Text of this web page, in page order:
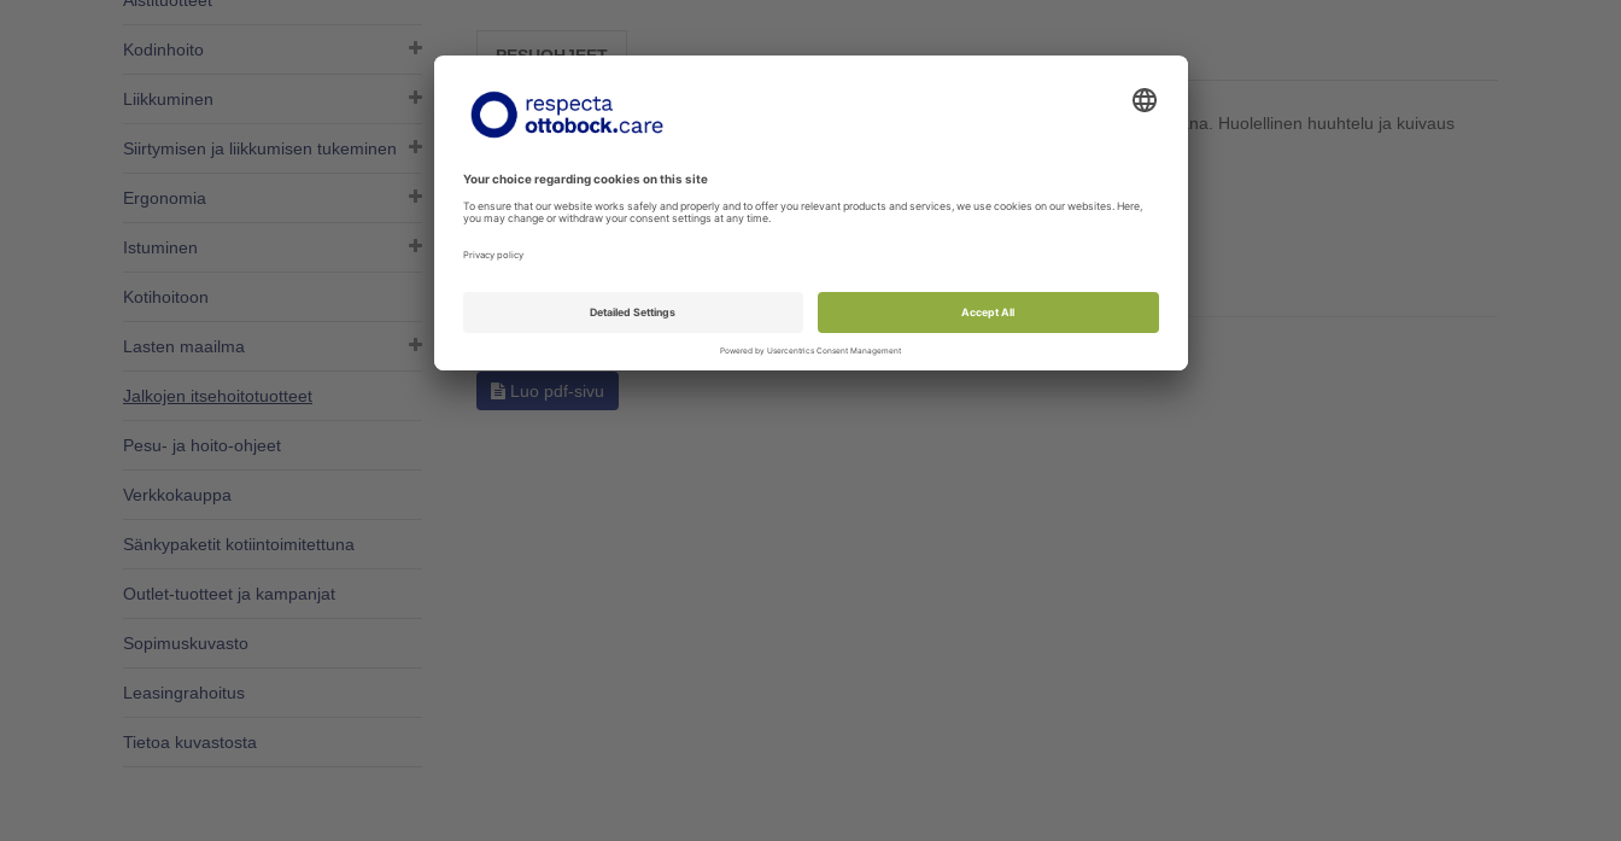
Kodinhoito
Liikkuminen
Siirtymisen ja liikkumisen tukeminen
Ergonomia
Istuminen
Kotihoitoon
Lasten maailma
Jalkojen itsehoitotuotteet
Pesu- ja hoito-ohjeet
Verkkokauppa
Sänkypaketit kotiintoimitettuna
Outlet-tuotteet ja kampanjat
Sopimuskuvasto
Leasingrahoitus
Tietoa kuvastosta
PESUOHJEET
Käsinpesu 40° C. Neutraali pyykinpesuaineliuos. Venytä tarvittaessa oikeaan mittaan kosteana. Huolellinen huuhtelu ja kuivaus
Luo pdf-sivu